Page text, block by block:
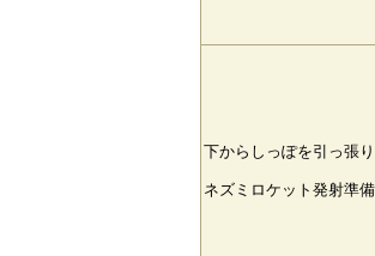
下からしっぽを引っ張
ネズミロケット発射準